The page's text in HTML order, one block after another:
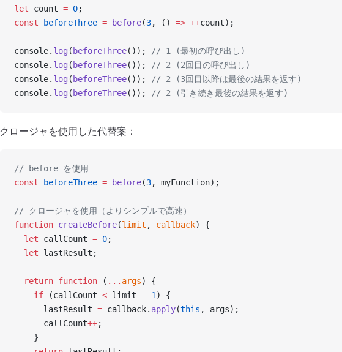
let count = 0;
const beforeThree = before(3, () => ++count);
console. log ( beforeThree());
// 1 (最初の呼び出し)
console. log ( beforeThree());
// 2 (2回目の呼び出し)
console. log ( beforeThree());
// 2 (3回目以降は最後の結果を返す)
console. log ( beforeThree()); // 2 (引き続き最後の結果を返す)
クロージャを使用した代替案：
// before を使用
const beforeThree = before(3, myFunction);
// クロージャを使用（よりシンプルで高速）
function createBefore(limit , callback) {
  let
callCount = 0;
  let
lastResult;
  return
function ( ... args) {
    if
(callCount < limit - 1 ) {
      lastResult
= callback. apply(this , args);
      callCount
++;
    }